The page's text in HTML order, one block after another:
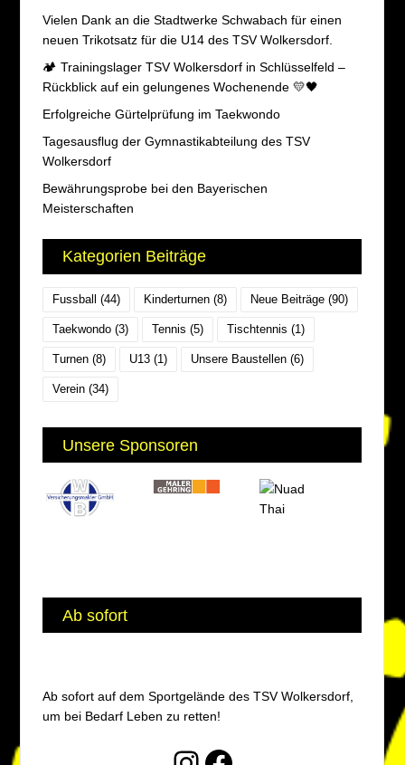
Vielen Dank an die Stadtwerke Schwabach für einen
neuen Trikotsatz für die U14 des TSV Wolkersdorf.
🏕️ Trainingslager TSV Wolkersdorf in Schlüsselfeld –
Rückblick auf ein gelungenes Wochenende 💛🖤
Erfolgreiche Gürtelprüfung im Taekwondo
Tagesausflug der Gymnastikabteilung des TSV
Wolkersdorf
Bewährungsprobe bei den Bayerischen
Meisterschaften
Kategorien Beiträge
Fussball (44) Kinderturnen(8) Neue Beiträge(90)
Taekwondo(3) Tennis (5) Tischtennis (1)
Turnen(8) U13(1) Unsere Baustellen(6)
Verein(34)
Unsere Sponsoren
Ab sofort
Ab sofort auf dem Sportgelände des TSV Wolkersdorf,
um bei Bedarf Leben zu retten!